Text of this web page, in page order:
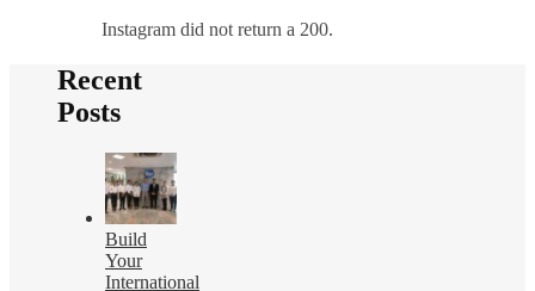
Instagram did not return a 200.
Recent
Posts
Build
Your
International